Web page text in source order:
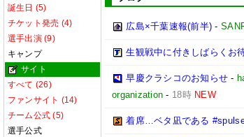
誕生日 (5)
チケット発売 (4)
選手出演 (9)
キャンプ
サイト
すべて (26)
ファンサイト (14)
チーム公式 (5)
選手公式
広島×千葉速報(前半) -
生観戦中に付きしばらくお
早慶クラシコのお知らせ -
organization - 18時 NEW
着席…ベタ凪である